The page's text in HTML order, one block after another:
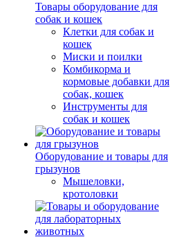
Товары оборудование для
собак и кошек
Клетки для собак и
кошек
Миски и поилки
Комбикорма и
кормовые добавки для
собак, кошек
Инструменты для
собак и кошек
Оборудование и товары для
грызунов
Мышеловки,
кротоловки